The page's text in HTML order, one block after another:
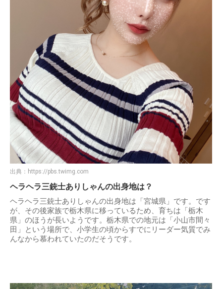
出典： https://pbs.twimg.com
ヘラヘラ三銃士ありしゃんの出身地は？
ヘラヘラ三銃士ありしゃんの出身地は「宮城県」です。です
が、その後家族で栃木県に移っているため、育ちは「栃木
県」のほうが長いようです。栃木県での地元は「小山市間々
田」という場所で、小学生の頃からすでにリーダー気質でみ
んなから慕われていたのだそうです。